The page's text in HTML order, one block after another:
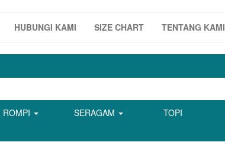
HUBUNGI KAMI SIZE CHART TENTANG KAMI
ROMPI SERAGAM TOPI